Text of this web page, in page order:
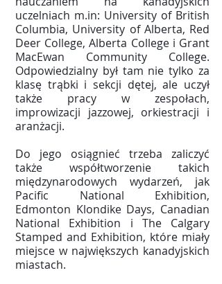
uczelniach m.in: University of British
Columbia, University of Alberta, Red
Deer College, Alberta College i Grant
MacEwan Community College.
Odpowiedzialny był tam nie tylko za
klasę trąbki i sekcji dętej, ale uczył
także pracy w zespołach,
improwizacji jazzowej, orkiestracji i
aranżacji.
Do jego osiągnieć trzeba zaliczyć
także współtworzenie takich
międzynarodowych wydarzeń, jak
Pacific National Exhibition,
Edmonton Klondike Days, Canadian
National Exhibition i The Calgary
Stamped and Exhibition, które miały
miejsce w największych kanadyjskich
miastach.